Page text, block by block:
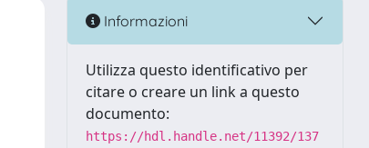
Informazioni
Utilizza questo identificativo per
citare o creare un link a questo
documento:
https://hdl.handle.net/11392/137